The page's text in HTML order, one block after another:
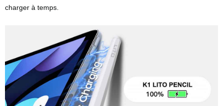
charger à temps.